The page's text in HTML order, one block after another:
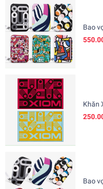
Bao
Khăn
Bao